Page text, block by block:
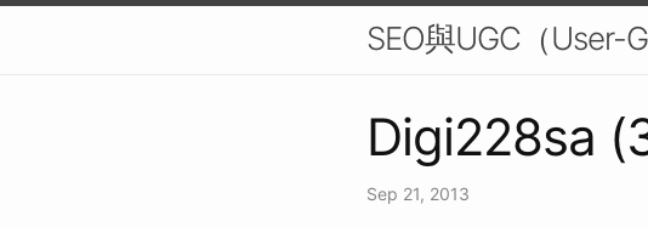
SEO與UGC（User-
Digi228sa
Sep 21, 2013